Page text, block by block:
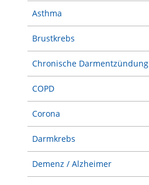
Asthma
Brustkrebs
Chronische Darmentzündung
COPD
Corona
Darmkrebs
Demenz / Alzheimer